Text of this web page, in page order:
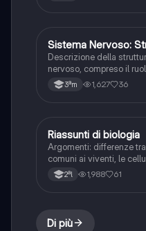
Scienze
Sistema Nervoso:
Descrizione della
nervoso, compreso il
trasmissione dei segnali
3ªm 1,627 36
Scienze
Riassunti di biologia
Argomenti: differenze
comuni ai viventi, le
ereditarie e ricavano
regolano il loro
2ªl 1,988 61
Di più